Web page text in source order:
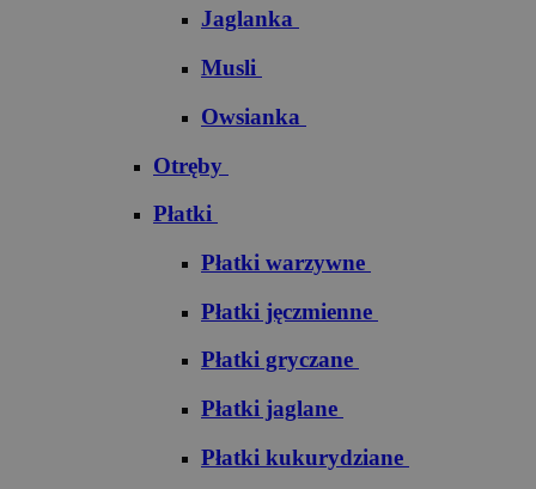
Jaglanka
Musli
Owsianka
Otręby
Płatki
Płatki warzywne
Płatki jęczmienne
Płatki gryczane
Płatki jaglane
Płatki kukurydziane